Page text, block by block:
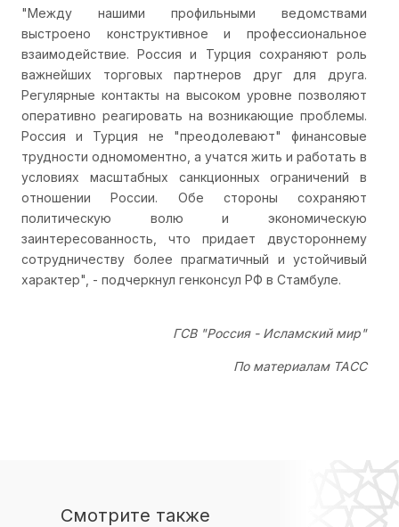
"Между нашими профильными ведомствами
выстроено конструктивное и профессиональное
взаимодействие. Россия и Турция сохраняют роль
важнейших торговых партнеров друг для друга.
Регулярные контакты на высоком уровне позволяют
оперативно реагировать на возникающие проблемы.
Россия и Турция не "преодолевают" финансовые
трудности одномоментно, а учатся жить и работать в
условиях масштабных санкционных ограничений в
отношении России. Обе стороны сохраняют
политическую волю и экономическую
заинтересованность, что придает двустороннему
сотрудничеству более прагматичный и устойчивый
характер", - подчеркнул генконсул РФ в Стамбуле.
ГСВ "Россия - Исламский мир"
По материалам ТАСС
Смотрите также